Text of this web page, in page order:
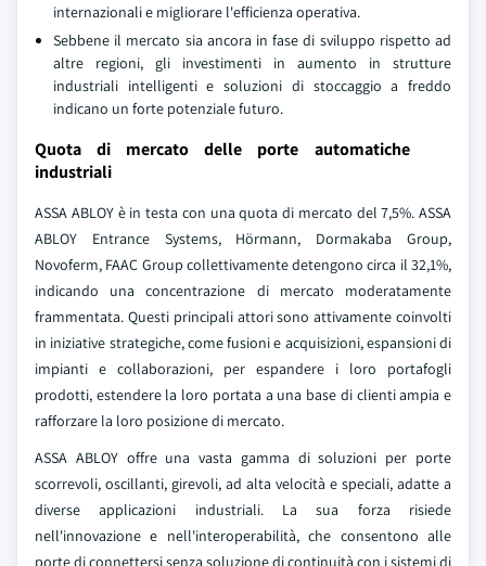
internazionali e migliorare l'efficienza operativa.
Sebbene il mercato sia ancora in fase di sviluppo rispetto ad
altre regioni, gli investimenti in aumento in strutture
industriali intelligenti e soluzioni di stoccaggio a freddo
indicano un forte potenziale futuro.
Quota di mercato delle porte automatiche
industriali
ASSA ABLOY è in testa con una quota di mercato del 7,5%. ASSA
ABLOY Entrance Systems, Hörmann, Dormakaba Group,
Novoferm, FAAC Group collettivamente detengono circa il 32,1%,
indicando una concentrazione di mercato moderatamente
frammentata. Questi principali attori sono attivamente coinvolti
in iniziative strategiche, come fusioni e acquisizioni, espansioni di
impianti e collaborazioni, per espandere i loro portafogli
prodotti, estendere la loro portata a una base di clienti ampia e
rafforzare la loro posizione di mercato.
ASSA ABLOY offre una vasta gamma di soluzioni per porte
scorrevoli, oscillanti, girevoli, ad alta velocità e speciali, adatte a
diverse applicazioni industriali. La sua forza risiede
nell'innovazione e nell'interoperabilità, che consentono alle
porte di connettersi senza soluzione di continuità con i sistemi di